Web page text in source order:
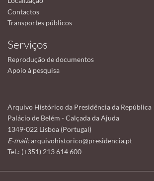
Contactos
Transportes públicos
Serviços
Reprodução de documentos
Apoio à pesquisa
Arquivo Histórico da Presidência da República
Palácio de Belém - Calçada da Ajuda
1349-022 Lisboa (Portugal)
E-mail:arquivohistorico@presidencia.pt
Tel.: (+351) 213 614 600